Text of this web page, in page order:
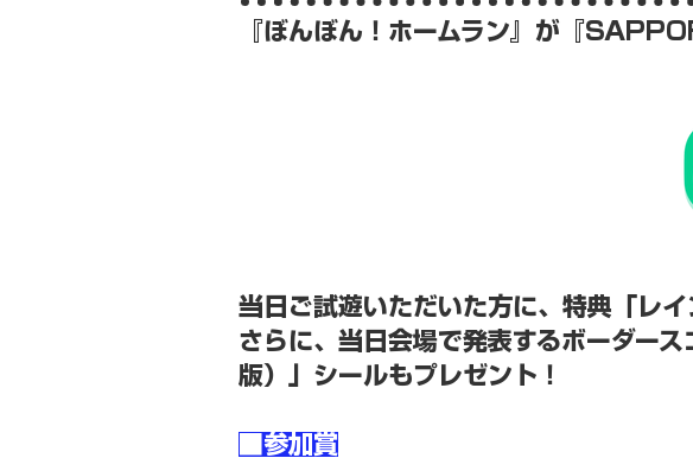
『ぼんぼん！ホームラン』が『
当日ご試遊いただいた方に、特典「レ
さらに、当日会場で発表するボーダー
版）」シールもプレゼント！
■参加賞